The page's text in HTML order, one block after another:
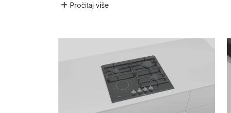
Pročitaj više